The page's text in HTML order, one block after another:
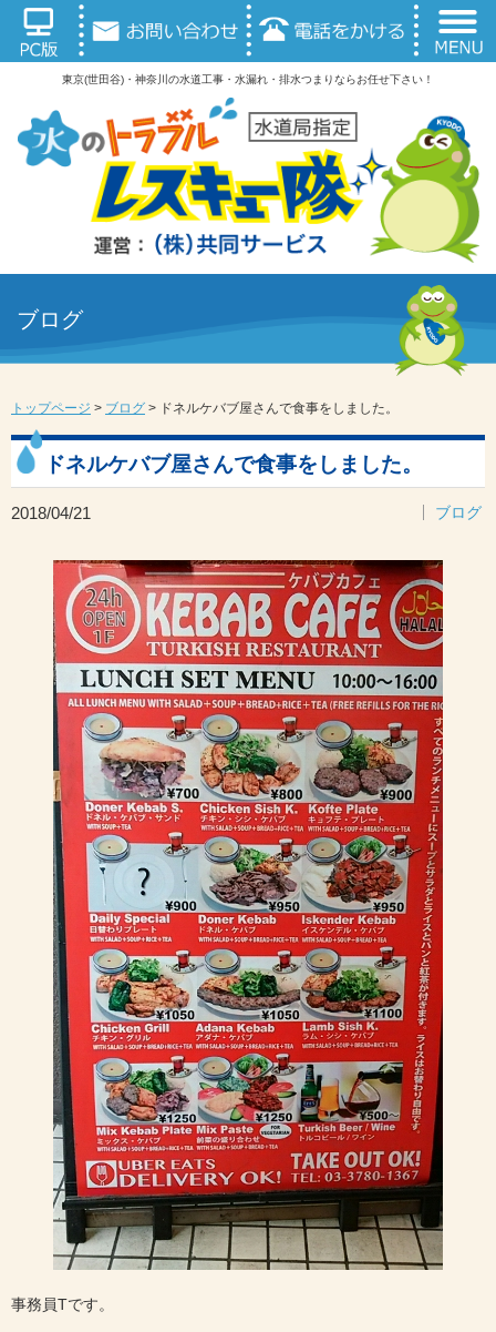
東京(世田谷)・神奈川の水道工事・水漏れ・排水つまりならお任せ下さい！
ブログ
トップページ > ブログ > ドネルケバブ屋さんで食事をしました。
ドネルケバブ屋さんで食事をしました。
2018/04/21 ブログ
事務員Tです。